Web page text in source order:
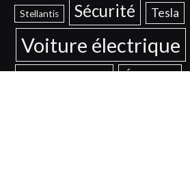
Stellantis Sécurité Tesla
Voiture électrique
Voyant moteur Éclairage